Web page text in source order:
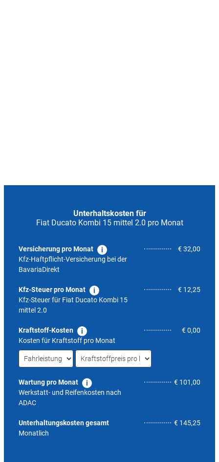
Unterhaltskosten für
Fiat Ducato Kombi 15 mittel 2.0 pro Monat
Versicherung pro Monat
Kfz-Haftpflicht-Versicherung bei der
BavariaDirekt
€ 32,00
Kfz-Steuer pro Monat
Kfz-Steuer für Fiat Ducato Kombi 15
mittel 2.0
€ 12,25
Kraftstoff-Kosten
Kosten für Kraftstoff pro Monat
€ 0,00
Wartung pro Monat
Werkstatt- und Reifenkosten nach
ADAC
€ 101,00
Unterhaltungskosten gesamt
Monatlich
€ 145,2512,8